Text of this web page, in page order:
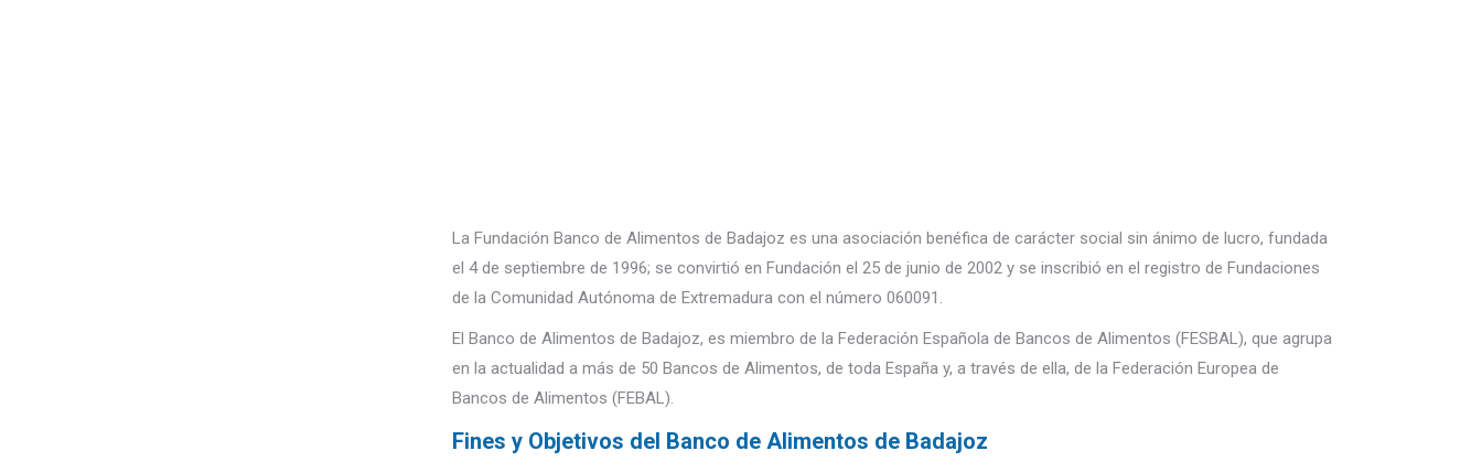
La Fundación Banco de Alimentos de Badajoz es una asociación benéfica de carácter social sin ánimo de lucro, fundada
el 4 de septiembre de 1996; se convirtió en Fundación el 25 de junio de 2002 y se inscribió en el registro de Fundaciones
de la Comunidad Autónoma de Extremadura con el número 060091.
El Banco de Alimentos de Badajoz, es miembro de la Federación Española de Bancos de Alimentos (FESBAL), que agrupa
en la actualidad a más de 50 Bancos de Alimentos, de toda España y, a través de ella, de la Federación Europea de
Bancos de Alimentos (FEBAL).
Fines y Objetivos del Banco de Alimentos de Badajoz